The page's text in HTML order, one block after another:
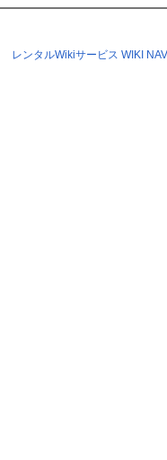
レンタルWikiサービス WIKI NAVI